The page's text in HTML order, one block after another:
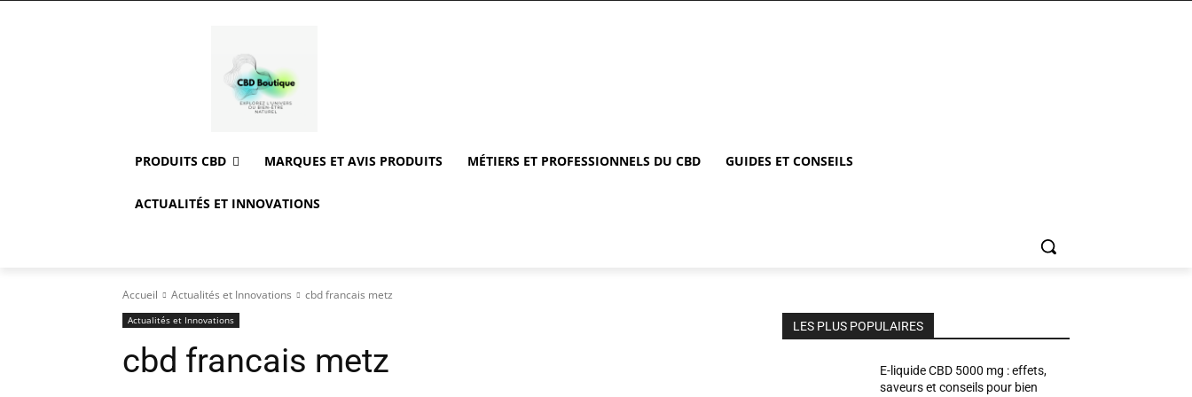
PRODUITS CBD MARQUES ET AVIS PRODUITS MÉTIERS ET PROFESSIONNELS DU CBD GUIDES ET CONSEILS
ACTUALITÉS ET INNOVATIONS
Accueil Actualités et Innovations cbd francais metz
Actualités et Innovations
cbd francais metz
LES PLUS POPULAIRES
E-liquide CBD 5000 mg : effets,
saveurs et conseils pour bien